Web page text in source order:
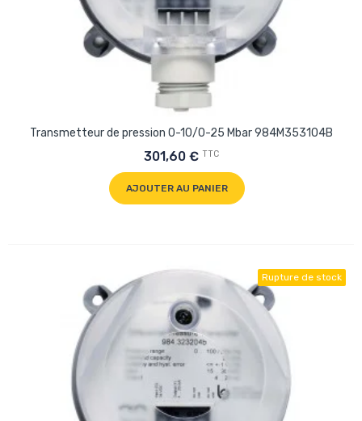
Transmetteur de pression 0-10/0-25 Mbar 984M353104B
301,60 € TTC
AJOUTER AU PANIER
Rupture de stock